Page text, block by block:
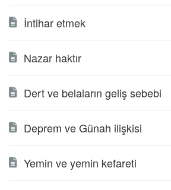
İntihar etmek
Nazar haktır
Dert ve belaların geliş sebebi
Deprem ve Günah ilişkisi
Yemin ve yemin kefareti